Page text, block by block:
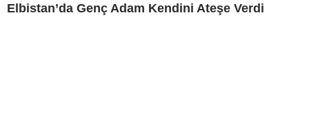
Elbistan’da Genç Adam Kendini Ateşe Verdi